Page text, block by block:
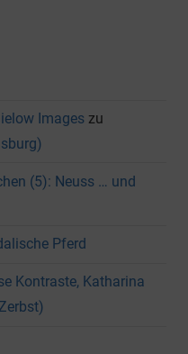
Images zu
(5): Neuss … und
Pferd
Kontraste, Katharina